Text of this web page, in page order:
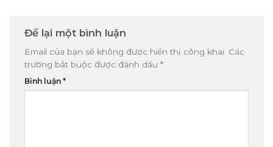
Để lại một bình luận
Email của bạn sẽ không được hiển thị công khai. Các
trường bắt buộc được đánh dấu *
Bình luận *